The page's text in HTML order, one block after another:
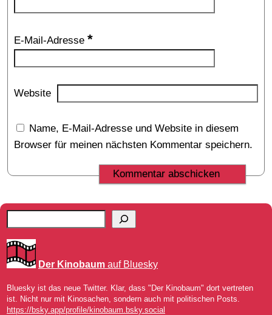
E-Mail-Adresse *
Website
Name, E-Mail-Adresse und Website in diesem
Browser für meinen nächsten Kommentar speichern.
Der Kinobaum auf Bluesky
Bluesky ist das neue Twitter. Klar, dass "Der Kinobaum" dort vertreten
ist. Nicht nur mit Kinosachen, sondern auch mit politischen Posts.
https://bsky.app/profile/kinobaum.bsky.social